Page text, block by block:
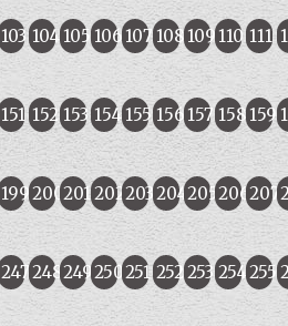
103 104 105 106 107 108 109110 111
151 152 153 154 155 156 157 158 159
199200201202203204205206207
247248249250251 252 253 254255